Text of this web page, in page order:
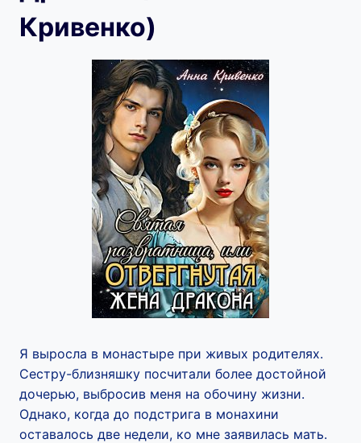
Кривенко)
Я выросла в монастыре при живых родителях.
Сестру-близняшку посчитали более достойной
дочерью, выбросив меня на обочину жизни.
Однако, когда до подстрига в монахини
оставалось две недели, ко мне заявилась мать.